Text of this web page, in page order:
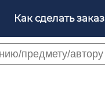
Как сделать заказ